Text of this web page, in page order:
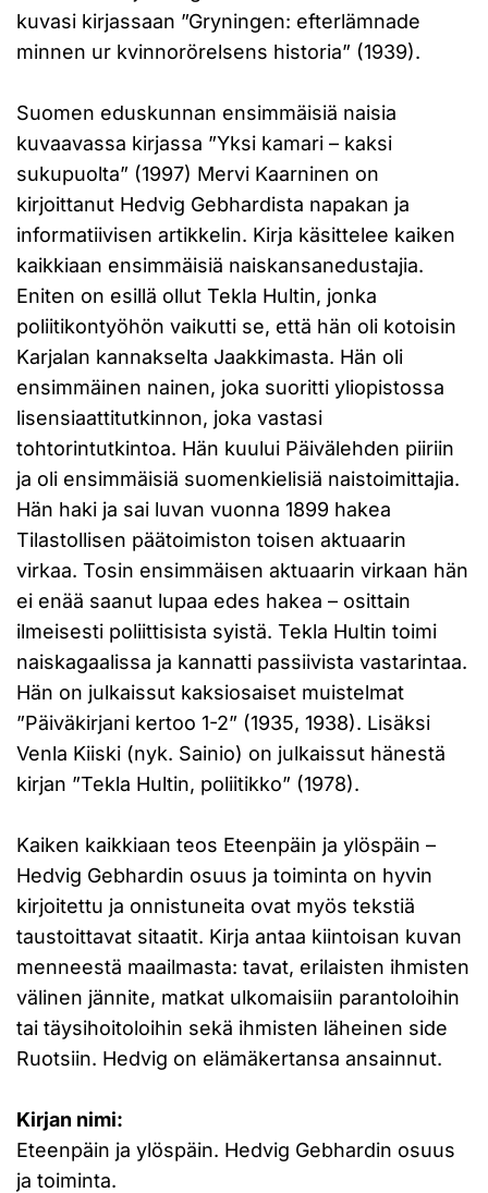
kuvasi kirjassaan ”Gryningen: efterlämnade
minnen ur kvinnorörelsens historia” (1939).
Suomen eduskunnan ensimmäisiä naisia
kuvaavassa kirjassa ”Yksi kamari – kaksi
sukupuolta” (1997) Mervi Kaarninen on
kirjoittanut Hedvig Gebhardista napakan ja
informatiivisen artikkelin. Kirja käsittelee kaiken
kaikkiaan ensimmäisiä naiskansanedustajia.
Eniten on esillä ollut Tekla Hultin, jonka
poliitikontyöhön vaikutti se, että hän oli kotoisin
Karjalan kannakselta Jaakkimasta. Hän oli
ensimmäinen nainen, joka suoritti yliopistossa
lisensiaattitutkinnon, joka vastasi
tohtorintutkintoa. Hän kuului Päivälehden piiriin
ja oli ensimmäisiä suomenkielisiä naistoimittajia.
Hän haki ja sai luvan vuonna 1899 hakea
Tilastollisen päätoimiston toisen aktuaarin
virkaa. Tosin ensimmäisen aktuaarin virkaan hän
ei enää saanut lupaa edes hakea – osittain
ilmeisesti poliittisista syistä. Tekla Hultin toimi
naiskagaalissa ja kannatti passiivista vastarintaa.
Hän on julkaissut kaksiosaiset muistelmat
”Päiväkirjani kertoo 1-2” (1935, 1938). Lisäksi
Venla Kiiski (nyk. Sainio) on julkaissut hänestä
kirjan ”Tekla Hultin, poliitikko” (1978).
Kaiken kaikkiaan teos Eteenpäin ja ylöspäin –
Hedvig Gebhardin osuus ja toiminta on hyvin
kirjoitettu ja onnistuneita ovat myös tekstiä
taustoittavat sitaatit. Kirja antaa kiintoisan kuvan
menneestä maailmasta: tavat, erilaisten ihmisten
välinen jännite, matkat ulkomaisiin parantoloihin
tai täysihoitoloihin sekä ihmisten läheinen side
Ruotsiin. Hedvig on elämäkertansa ansainnut.
Kirjan nimi:
Eteenpäin ja ylöspäin. Hedvig Gebhardin osuus
ja toiminta.